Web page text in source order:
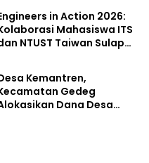
dengan Potensi Desa
in Action 2026:
Mahasiswa ITS
NTUST Taiwan Sulap
Lifestyle
Kemantren,
Gedeg
Dana Desa